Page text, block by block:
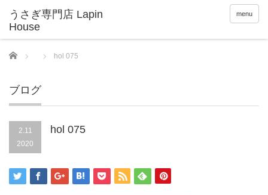
menu
Home hol 075
ブログ
2.11
2020
hol 075